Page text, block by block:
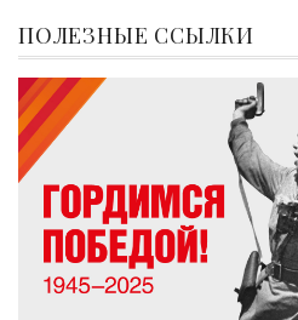
ПОЛЕЗНЫЕ ССЫЛКИ